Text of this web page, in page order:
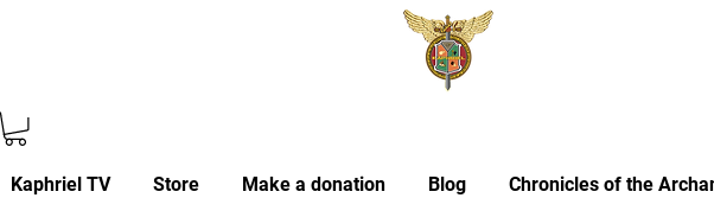
Kaphriel TV Store Make a donation Blog Chronicles of the